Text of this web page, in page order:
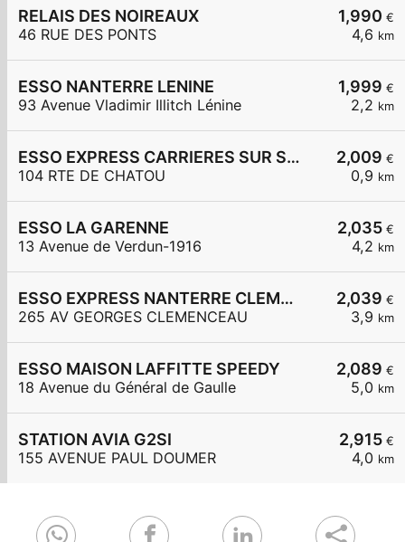
1,990 €
4,6 km
RELAIS DES NOIREAUX
46 RUE DES PONTS
1,999 €
2,2 km
ESSO NANTERRE LENINE
93 Avenue Vladimir Illitch Lénine
2,009 €
0,9 km
ESSO EXPRESS CARRIERES SUR SEINE
104 RTE DE CHATOU
2,035 €
4,2 km
ESSO LA GARENNE
13 Avenue de Verdun-1916
2,039 €
3,9 km
ESSO EXPRESS NANTERRE CLEMENCEAU
265 AV GEORGES CLEMENCEAU
2,089 €
5,0 km
ESSO MAISON LAFFITTE SPEEDY
18 Avenue du Général de Gaulle
2,915 €
4,0 km
STATION AVIA G2SI
155 AVENUE PAUL DOUMER